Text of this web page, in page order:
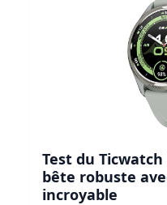
Test du
bête robuste
incroyable